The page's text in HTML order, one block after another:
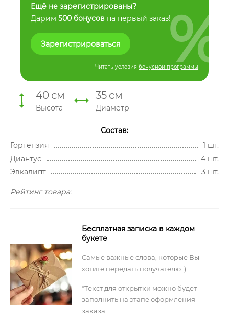
Ещё не зарегистрированы?
Дарим 500 бонусов на первый заказ!
Зарегистрироваться
Читать условия бонусной программы
%
40 см
Высота
35 см
Диаметр
Состав:
Гортензия
1 шт.
Диантус
4 шт.
Эвкалипт
3 шт.
Рейтинг товара:
Бесплатная записка в каждом
букете
Самые важные слова, которые Вы
хотите передать получателю :)
*Текст для открытки можно будет
заполнить на этапе оформления
заказа